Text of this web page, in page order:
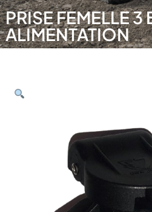
PRISE FEMELLE 3
ALIMENTATION